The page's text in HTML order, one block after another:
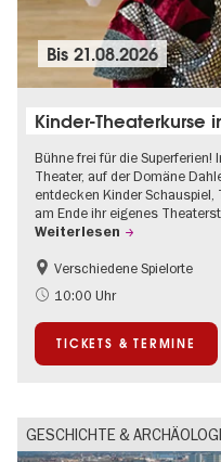
Bis21.08.2026
Kinder-Theaterkurse
Bühne frei für die Superferien!
Theater, auf der Domäne
entdecken Kinder Schauspiel,
am Ende ihr eigenes
Weiterlesen
Kinder
Kultursommer
Zeitgenössische Kunst
Verschiedene Spielorte
10:00 Uhr
TICKETS & TERMINE
GESCHICHTE &